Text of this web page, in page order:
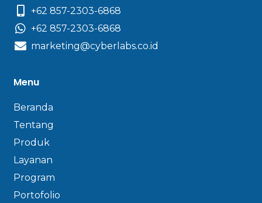
+62 857-2303-6868
+62 857-2303-6868
marketing@cyberlabs.co.id
Menu
Beranda
Tentang
Produk
Layanan
Program
Portofolio